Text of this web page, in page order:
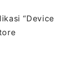
“Device